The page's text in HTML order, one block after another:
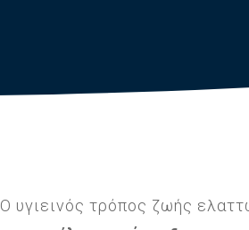
Ο υγιεινός τρόπος ζωής